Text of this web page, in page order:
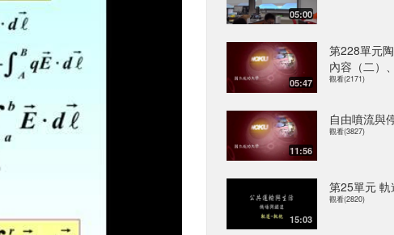
05:00
05:47
第228單元
內容（二）
觀看(2171)
11:56
自由噴流與
觀看(3827)
15:03
第25單元 軌
觀看(2820)